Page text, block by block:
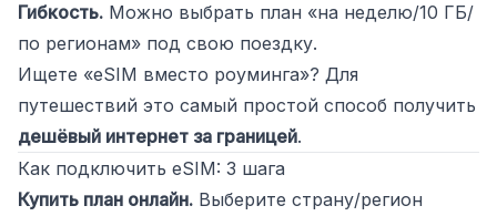
Гибкость. Можно выбрать план «на неделю/10 ГБ/
по регионам» под свою поездку.
Ищете «eSIM вместо роуминга»? Для
путешествий это самый простой способ получить
дешёвый интернет за границей.
Как подключить eSIM: 3 шага
Купить план онлайн. Выберите страну/регион